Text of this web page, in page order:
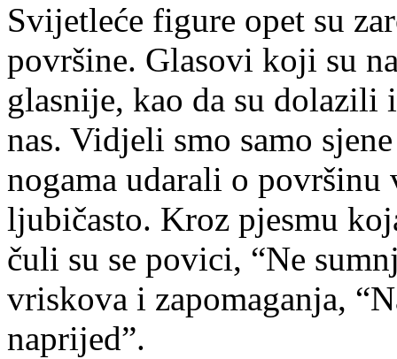
Svijetleće figure opet su
površine. Glasovi koji su
glasnije, kao da su
nas. Vidjeli smo samo
nogama udarali o
ljubičasto. Kroz pjesmu
čuli su se povici, “Ne
vriskova i zapomaganja,
naprijed”.